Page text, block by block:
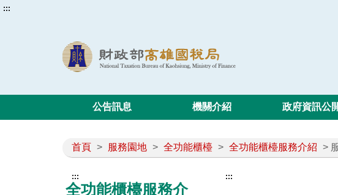
:::
公告訊息 機關介紹 政府資訊公
首頁 > 服務園地 > 全功能櫃檯 > 全功能櫃檯服務介紹 >
:::
全功能櫃檯服務介
:::